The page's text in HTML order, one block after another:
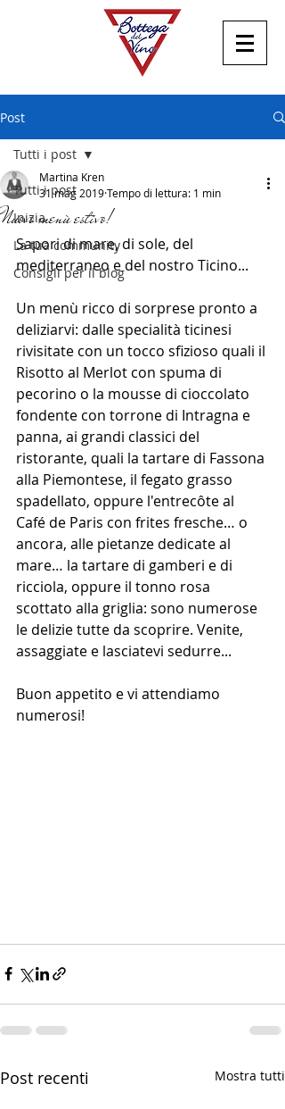
Post
Tutti i post
Inizia
La tua community
Consigli per il blog
Tutti i post
Nuovo menù estivo!
Martina Kren
31 mag 2019Tempo di lettura: 1 min
Sapori di mare, di sole, del
mediterraneo e del nostro Ticino...
Un menù ricco di sorprese pronto a
deliziarvi: dalle specialità ticinesi
rivisitate con un tocco sfizioso quali il
Risotto al Merlot con spuma di
pecorino o la mousse di cioccolato
fondente con torrone di Intragna e
panna, ai grandi classici del
ristorante, quali la tartare di Fassona
alla Piemontese, il fegato grasso
spadellato, oppure l'entrecôte al
Café de Paris con frites fresche… o
ancora, alle pietanze dedicate al
mare… la tartare di gamberi e di
ricciola, oppure il tonno rosa
scottato alla griglia: sono numerose
le delizie tutte da scoprire. Venite,
assaggiate e lasciatevi sedurre...
Buon appetito e vi attendiamo
numerosi!
Post recenti Mostra tutti